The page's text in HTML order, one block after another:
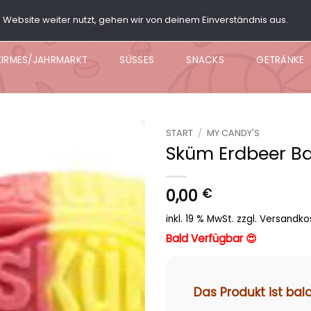
JAHRMARKT SÜSSES SNACKS GETRÄNKE
wishlist
START / MY CANDY'S
Sküm Erdbeer
0,00 €
inkl. 19 % MwSt. zzgl.
Bald Verfügbar 😍
Das Produkt ist
weiter nutzt, gehen wir von deinem Einverständnis aus.